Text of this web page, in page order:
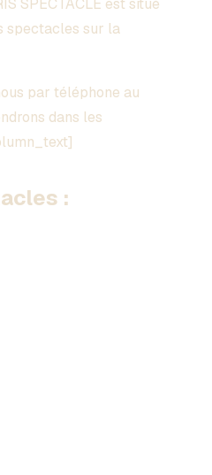
SPECTACLE est situé
spectacles sur la
par téléphone au
dans les
: